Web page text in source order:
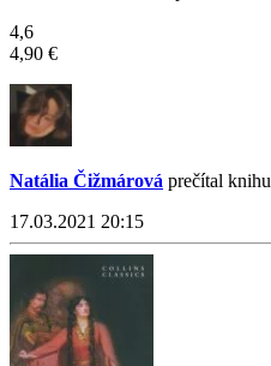
4,6
4,90 €
Natália Čižmárová prečítal knihu
17.03.2021 20:15